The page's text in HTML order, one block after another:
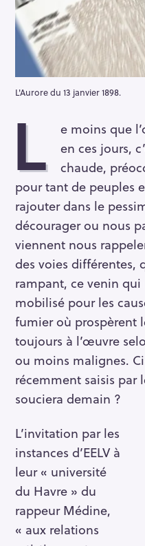
L'Aurore du 13 janvier 1898.
L
e moins que
en ces jours,
chaude,
pour tant de peuples
rajouter dans le
décourager ou nous
viennent nous
des voies différentes,
rampant, ce venin qui
mobilisé pour les
fumier où prospèrent
toujours à l’œuvre
ou moins malignes.
récemment saisis par
souciera demain ?
L’invitation par les
instances d’EELV à
leur « université
du Havre » du
rappeur Médine,
« aux relations